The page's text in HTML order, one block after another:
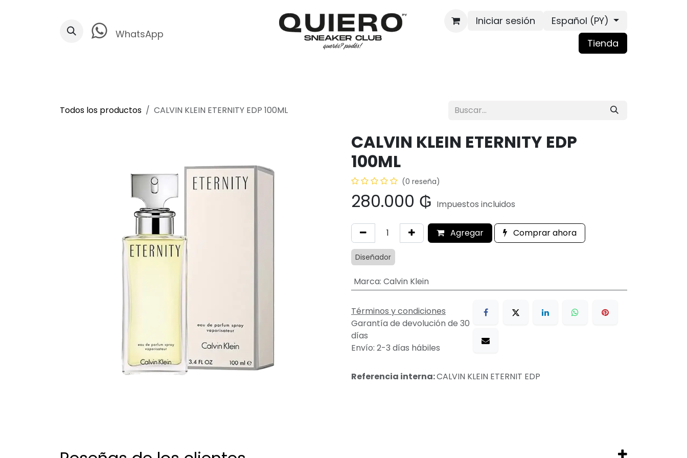
WhatsApp
Iniciar sesión
Español (PY)
Tienda
Todos los productos CALVIN KLEIN ETERNITY EDP 100ML
CALVIN KLEIN ETERNITY EDP
100ML
(0 reseña)
280.000 ₲ Impuestos incluidos
Agregar Comprar ahora
Diseñador
Marca: Calvin Klein
Términos y condiciones
Garantía de devolución de 30
días
Envío: 2-3 días hábiles
Referencia interna:CALVIN KLEIN ETERNIT EDP